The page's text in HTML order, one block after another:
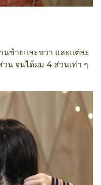
นซ้ายและขวา และแต่ละ
น จนได้ผม 4 ส่วนเท่า ๆ